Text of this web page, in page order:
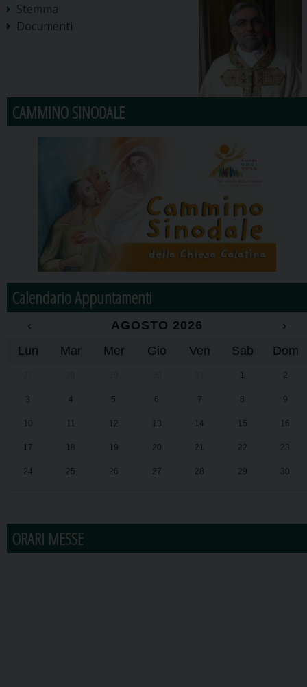
Stemma
Documenti
CAMMINO SINODALE
Calendario Appuntamenti
‹ AGOSTO 2026
›
Lun
Mar Mer Gio Ven Sab Dom
1 2
3 4 5 6 7 8 9
10 11 12 13 14 15 16
17 18 19 20 21 22 23
24 25 26 27 28 29 30
ORARI MESSE